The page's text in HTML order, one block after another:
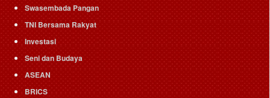
Swasembada Pangan
TNI Bersama Rakyat
Investasi
Seni dan Budaya
ASEAN
BRICS